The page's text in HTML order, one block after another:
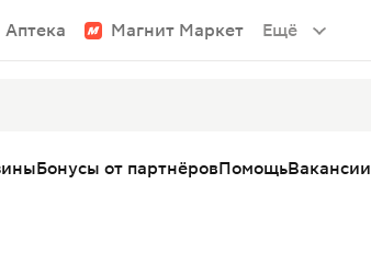
Аптека Магнит Маркет Ещё
Бонусы от партнёровПомощьВакансии